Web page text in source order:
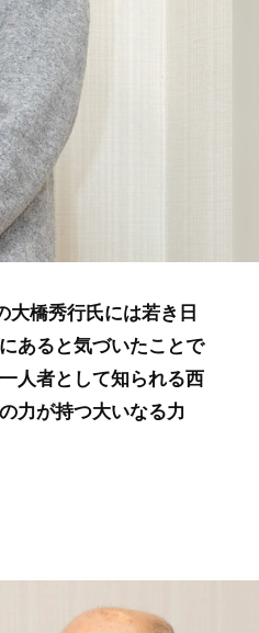
橋秀行氏には若き日
あると気づいたことで
人者として知られる西
力が持つ大いなる力